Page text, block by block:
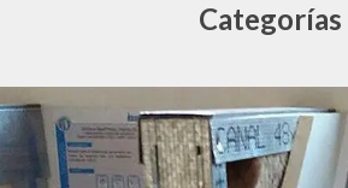
Categorías